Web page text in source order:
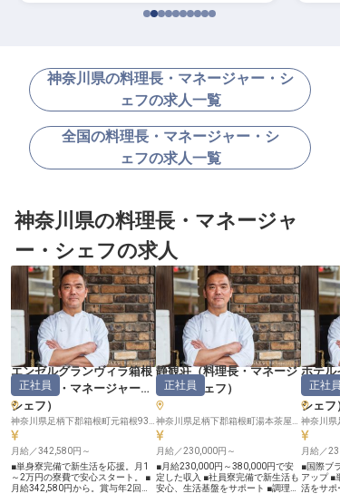
神奈川県の料理長・マネージャー・シ
ェフの求人一覧
全国の料理長・マネージャー・シ
ェフの求人一覧
神奈川県の料理長・マネージャ
ー・シェフの求人
エンゼルグランヴィラ箱根
（料理長・マネージャー・
シェフ ）
正社員
月給／342,580円～
■単身寮完備で新生活を応援。月1
～2万円の寮費で安心スタート。 ■
月給342,580円から。賞与年2回、
静観荘（料理長・マネージ
ャー・シェフ ）
正社員
月給／230,000円～
■月給230,000円～380,000円で安
定した収入 ■社員寮完備で新生活も
安心、生活基盤をサポート ■調理経
ホテル
（料理
シェフ
正社員
月給／
■国際ブ
アップ ■
活をサポ